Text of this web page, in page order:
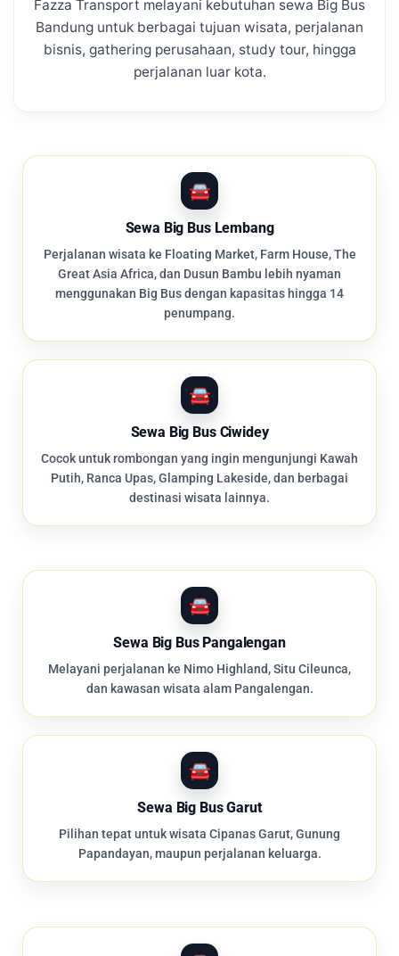
Fazza Transport melayani kebutuhan sewa Big Bus
Bandung untuk berbagai tujuan wisata, perjalanan
bisnis, gathering perusahaan, study tour, hingga
perjalanan luar kota.
Sewa Big Bus Lembang
Perjalanan wisata ke Floating Market, Farm House, The
Great Asia Africa, dan Dusun Bambu lebih nyaman
menggunakan Big Bus dengan kapasitas hingga 14
penumpang.
Sewa Big Bus Ciwidey
Cocok untuk rombongan yang ingin mengunjungi Kawah
Putih, Ranca Upas, Glamping Lakeside, dan berbagai
destinasi wisata lainnya.
Sewa Big Bus Pangalengan
Melayani perjalanan ke Nimo Highland, Situ Cileunca,
dan kawasan wisata alam Pangalengan.
Sewa Big Bus Garut
Pilihan tepat untuk wisata Cipanas Garut, Gunung
Papandayan, maupun perjalanan keluarga.